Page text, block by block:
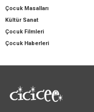
Çocuk Masalları
Kültür Sanat
Çocuk Filmleri
Çocuk Haberleri